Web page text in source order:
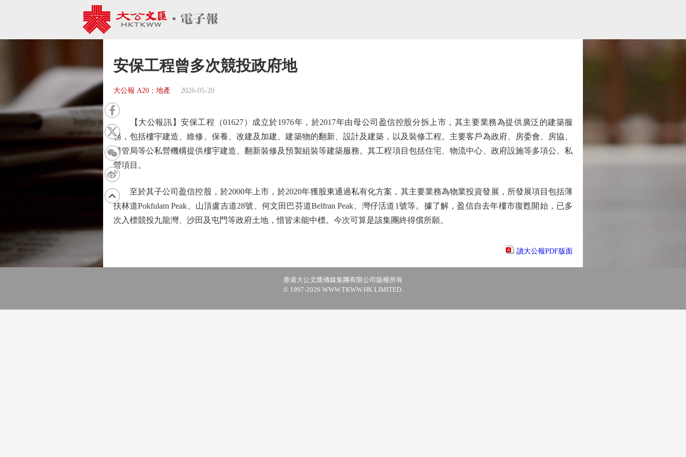
安保工程曾多次競投政府地
大公報 A20：地產 2026-05-20
【大公報訊】安保工程（01627）成立於1976年，於2017年由母公司盈信控股分拆上市，其主要業務為提供廣泛的建築服
務，包括樓宇建造、維修、保養、改建及加建、建築物的翻新、設計及建築，以及裝修工程。主要客戶為政府、房委會、房協、
醫管局等公私營機構提供樓宇建造、翻新裝修及預製組裝等建築服務。其工程項目包括住宅、物流中心、政府設施等多項公、私
營項目。
至於其子公司盈信控股，於2000年上市，於2020年獲股東通過私有化方案，其主要業務為物業投資發展，所發展項目包括薄
扶林道Pokfulam Peak、山頂盧吉道28號、何文田巴芬道Belfran Peak、灣仔活道1號等。據了解，盈信自去年樓市復甦開始，已多
次入標競投九龍灣、沙田及屯門等政府土地，惜皆未能中標。今次可算是該集團終得償所願。
讀大公報PDF版面
香港大公文匯傳媒集團有限公司版權所有
© 1997-2026 WWW.TKWW.HK LIMITED.